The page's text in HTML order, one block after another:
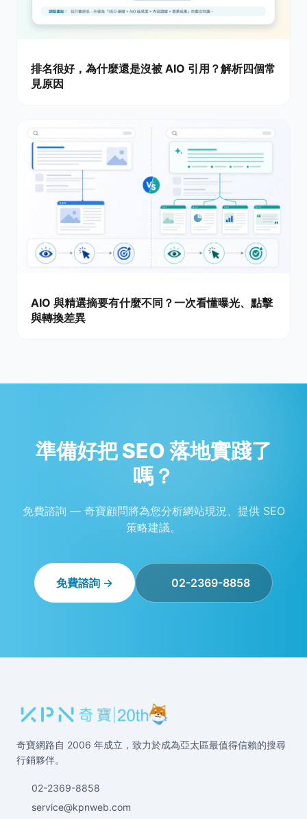
排名很好，為什麼還是沒被 AIO 引用？解析四個常
見原因
AIO 與精選摘要有什麼不同？一次看懂曝光、點擊
與轉換差異
準備好把 SEO 落地實踐了
嗎？
免費諮詢 — 奇寶顧問將為您分析網站現況、提供 SEO
策略建議。
免費諮詢 → 02-2369-8858
奇寶網路自 2006 年成立，致力於成為亞太區最值得信賴的搜尋
行銷夥伴。
02-2369-8858
service@kpnweb.com